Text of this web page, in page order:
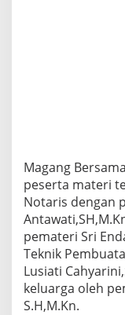
Magang
peserta materi
Notaris dengan
pemateri Sri
Teknik
Lusiati
keluarga oleh
S.H,M.Kn.